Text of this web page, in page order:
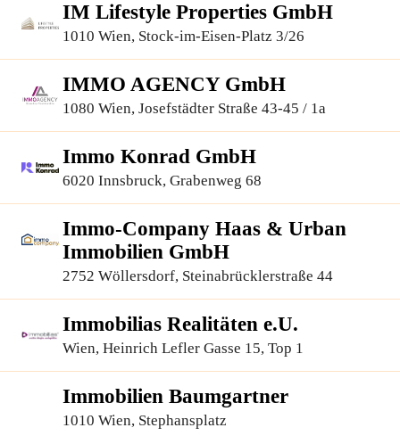
IM Lifestyle Properties GmbH
1010 Wien, Stock-im-Eisen-Platz 3/26
IMMO AGENCY GmbH
1080 Wien, Josefstädter Straße 43-45 / 1a
Immo Konrad GmbH
6020 Innsbruck, Grabenweg 68
Immo-Company Haas & Urban
Immobilien GmbH
2752 Wöllersdorf, Steinabrücklerstraße 44
Immobilias Realitäten e.U.
Wien, Heinrich Lefler Gasse 15, Top 1
Immobilien Baumgartner
1010 Wien, Stephansplatz